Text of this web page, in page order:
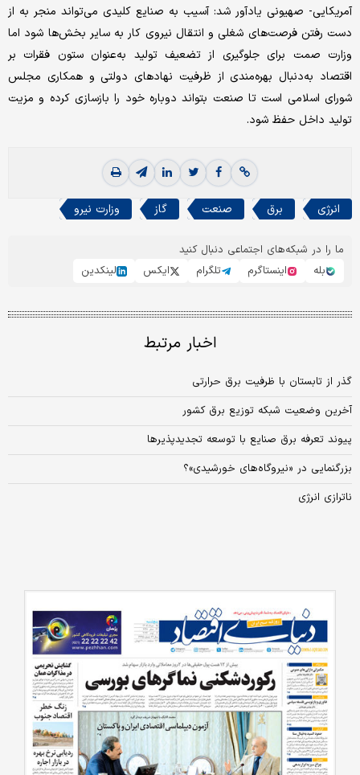
آمریکایی- صهیونی یادآور شد: آسیب به صنایع کلیدی می‌تواند منجر به از
دست رفتن فرصت‌های شغلی و انتقال نیروی کار به سایر بخش‌ها شود اما
وزارت صمت برای جلوگیری از تضعیف تولید به‌عنوان ستون فقرات بر
اقتصاد به‌دنبال بهره‌مندی از ظرفیت نهادهای دولتی و همکاری مجلس
شورای اسلامی است تا صنعت بتواند دوباره خود را بازسازی کرده و مزیت
تولید داخل حفظ شود.
انرژی برق صنعت گاز وزارت نیرو
ما را در شبکه‌های اجتماعی دنبال کنید
بله
اینستاگرم تلگرام ایکس لینکدین
اخبار مرتبط
گذر از تابستان با ظرفیت برق حرارتی
آخرین وضعیت شبکه توزیع برق کشور
پیوند تعرفه برق صنایع با توسعه تجدیدپذیرها
بزرگنمایی در «نیروگاه‌های خورشیدی»؟
ناترازی انرژی